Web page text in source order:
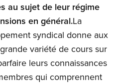
au sujet de leur régime
en général.La
syndical donne aux
variété de cours sur
leurs connaissances
qui comprennent